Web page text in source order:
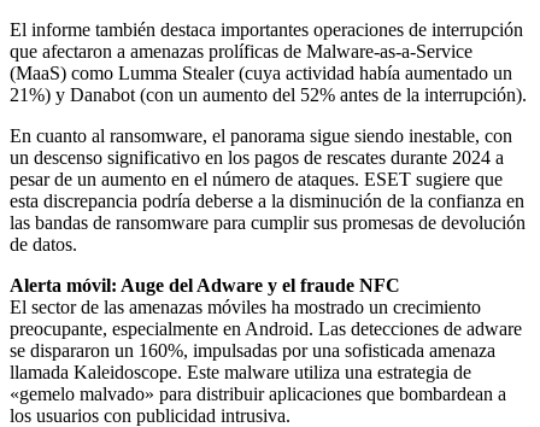
El informe también destaca importantes operaciones de interrupción
que afectaron a amenazas prolíficas de Malware-as-a-Service
(MaaS) como Lumma Stealer (cuya actividad había aumentado un
21%) y Danabot (con un aumento del 52% antes de la interrupción).
En cuanto al ransomware, el panorama sigue siendo inestable, con
un descenso significativo en los pagos de rescates durante 2024 a
pesar de un aumento en el número de ataques. ESET sugiere que
esta discrepancia podría deberse a la disminución de la confianza en
las bandas de ransomware para cumplir sus promesas de devolución
de datos.
Alerta móvil: Auge del Adware y el fraude NFC
El sector de las amenazas móviles ha mostrado un crecimiento
preocupante, especialmente en Android. Las detecciones de adware
se dispararon un 160%, impulsadas por una sofisticada amenaza
llamada Kaleidoscope. Este malware utiliza una estrategia de
«gemelo malvado» para distribuir aplicaciones que bombardean a
los usuarios con publicidad intrusiva.